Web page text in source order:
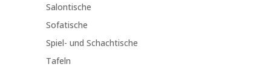
Salontische
Sofatische
Spiel- und Schachtische
Tafeln